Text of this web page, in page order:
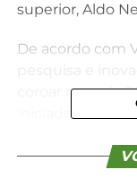
superior, Aldo
De acordo com
coroar mais de
iniciadas ainda
biodiversidade